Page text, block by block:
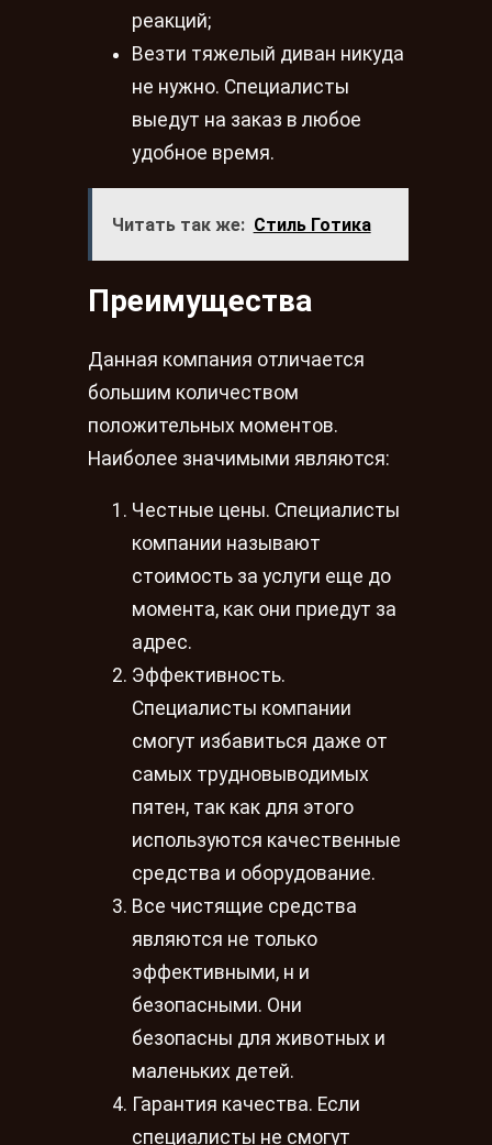
реакций;
Везти тяжелый диван никуда
не нужно. Специалисты
выедут на заказ в любое
удобное время.
Читать так же: Стиль Готика
Преимущества
Данная компания отличается
большим количеством
положительных моментов.
Наиболее значимыми являются:
Честные цены. Специалисты
компании называют
стоимость за услуги еще до
момента, как они приедут за
адрес.
Эффективность.
Специалисты компании
смогут избавиться даже от
самых трудновыводимых
пятен, так как для этого
используются качественные
средства и оборудование.
Все чистящие средства
являются не только
эффективными, н и
безопасными. Они
безопасны для животных и
маленьких детей.
Гарантия качества. Если
специалисты не смогут